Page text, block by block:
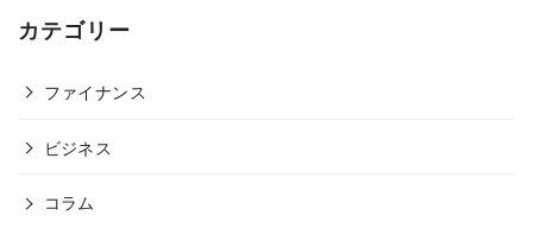
カテゴリー
ファイナンス
ビジネス
コラム